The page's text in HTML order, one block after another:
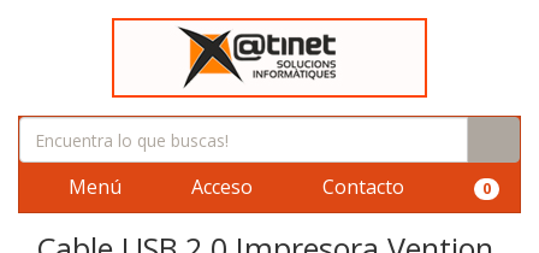
Menú Acceso Contacto 0